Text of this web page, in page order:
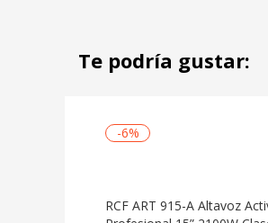
Te podría gustar:
-6%
RCF ART 915-A Altavoz